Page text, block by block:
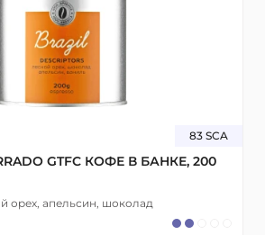
83 SCA
GTFC КОФЕ В БАНКЕ, 200
орех, апельсин, шоколад